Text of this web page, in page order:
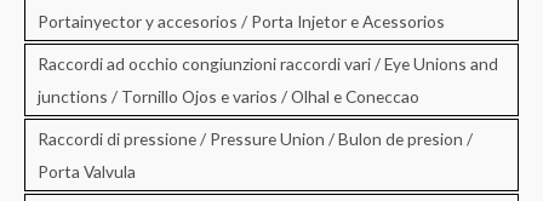
Portainyector y accesorios / Porta Injetor e Acessorios
Raccordi ad occhio congiunzioni raccordi vari / Eye Unions and
junctions / Tornillo Ojos e varios / Olhal e Coneccao
Raccordi di pressione / Pressure Union / Bulon de presion /
Porta Valvula